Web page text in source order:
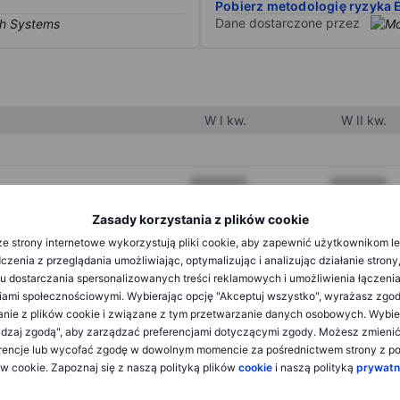
Zasady korzystania z plików cookie
strony internetowe wykorzystują pliki cookie, aby zapewnić użytkownikom
z przeglądania umożliwiając, optymalizując i analizując działanie
dostarczania spersonalizowanych treści reklamowych i umożliwienia
społecznościowymi. Wybierając opcję "Akceptuj wszystko", wyrażasz
z plików cookie i związane z tym przetwarzanie danych osobowych.
zgodą", aby zarządzać preferencjami dotyczącymi zgody. Możesz
lub wycofać zgodę w dowolnym momencie za pośrednictwem strony z
cookie. Zapoznaj się z naszą polityką plików cookie i naszą polityką
Pobierz metodologię ryzyka
Dane dostarczone przez
W I kw. W II kw.
XXXXXXX XXXXXXX
XXXXXXX
XXXXXXX XXXXXXX
XXXXXXX XXXXXXX
XXXXXXX